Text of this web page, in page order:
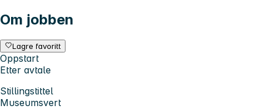
Om jobben
Lagre favoritt
Oppstart
Etter avtale
Stillingstittel
Museumsvert